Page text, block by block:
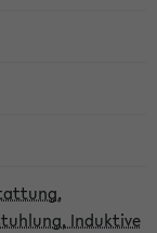
Induktive